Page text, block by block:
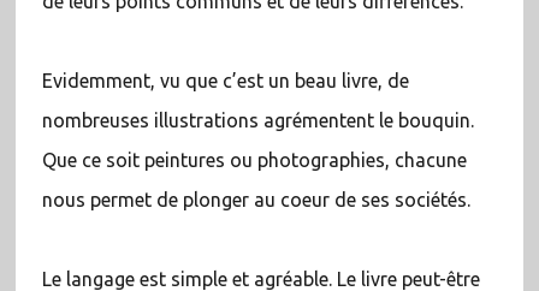
Evidemment, vu que c’est un beau livre, de
nombreuses illustrations agrémentent le bouquin.
Que ce soit peintures ou photographies, chacune
nous permet de plonger au coeur de ses sociétés.
Le langage est simple et agréable. Le livre peut-être